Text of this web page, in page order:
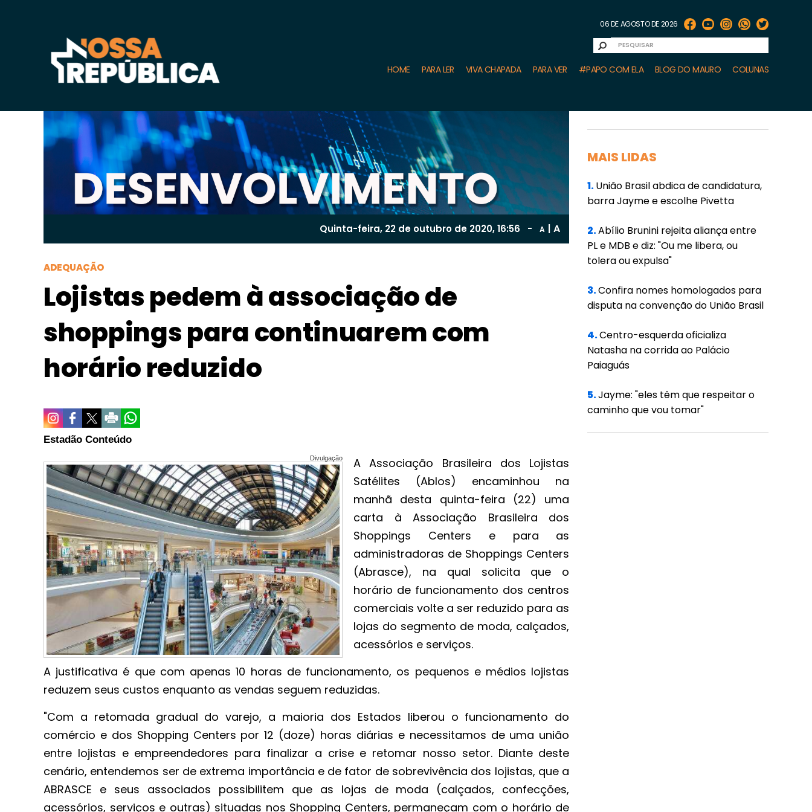
06 DE AGOSTO DE 2026
HOME PARA LER VIVA CHAPADA PARA VER #PAPO COM ELA BLOG DO MAURO COLUNAS
Quinta-feira, 22 de outubro de 2020, 16:56 - A A
ADEQUAÇÃO
Lojistas pedem à associação de
shoppings para continuarem com
horário reduzido
Estadão Conteúdo
Divulgação
A Associação Brasileira dos Lojistas
Satélites (Ablos) encaminhou na
manhã desta quinta-feira (22) uma
carta à Associação Brasileira dos
Shoppings Centers e para as
administradoras de Shoppings Centers
(Abrasce), na qual solicita que o
horário de funcionamento dos centros
comerciais volte a ser reduzido para as
lojas do segmento de moda, calçados,
acessórios e serviços.
A justificativa é que com apenas 10 horas de funcionamento, os pequenos e médios lojistas
reduzem seus custos enquanto as vendas seguem reduzidas.
"Com a retomada gradual do varejo, a maioria dos Estados liberou o funcionamento do
comércio e dos Shopping Centers por 12 (doze) horas diárias e necessitamos de uma união
entre lojistas e empreendedores para finalizar a crise e retomar nosso setor. Diante deste
cenário, entendemos ser de extrema importância e de fator de sobrevivência dos lojistas, que a
ABRASCE e seus associados possibilitem que as lojas de moda (calçados, confecções,
acessórios, serviços e outras) situadas nos Shopping Centers, permaneçam com o horário de
MAIS LIDAS
1.União Brasil abdica de candidatura,
barra Jayme e escolhe Pivetta
2.Abílio Brunini rejeita aliança entre
PL e MDB e diz: "Ou me libera, ou
tolera ou expulsa"
3.Confira nomes homologados para
disputa na convenção do União Brasil
4.Centro-esquerda oficializa
Natasha na corrida ao Palácio
Paiaguás
5.Jayme: "eles têm que respeitar o
caminho que vou tomar"